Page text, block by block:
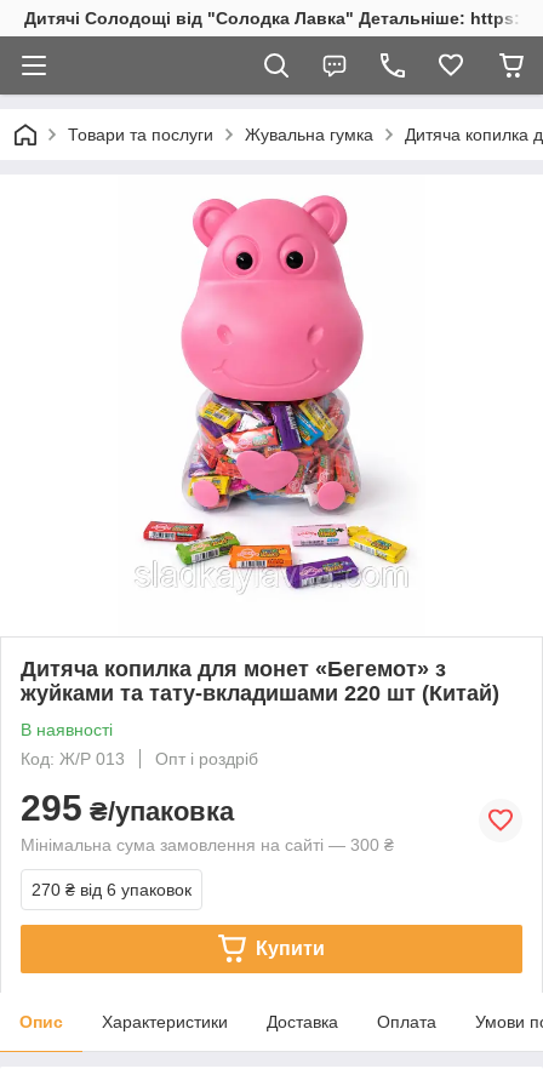
Дитячі Солодощі від "Солодка Лавка" Детальніше: https://
Товари та послуги Жувальна гумка Дитяча копилка
Дитяча копилка для монет «Бегемот» з
жуйками та тату-вкладишами 220 шт (Китай)
В наявності
Код: Ж/Р 013
Опт і роздріб
295 ₴/упаковка
Мінімальна сума замовлення на сайті — 300 ₴
270 ₴ від 6 упаковок
Купити
Опис Характеристики Доставка Оплата Умови